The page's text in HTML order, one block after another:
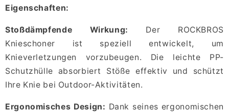
Eigenschaften:
Stoßdämpfende Wirkung: Der ROCKBROS
Knieschoner ist speziell entwickelt, um
Knieverletzungen vorzubeugen. Die leichte PP-
Schutzhülle absorbiert Stöße effektiv und schützt
Ihre Knie bei Outdoor-Aktivitäten.
Ergonomisches Design: Dank seines ergonomischen